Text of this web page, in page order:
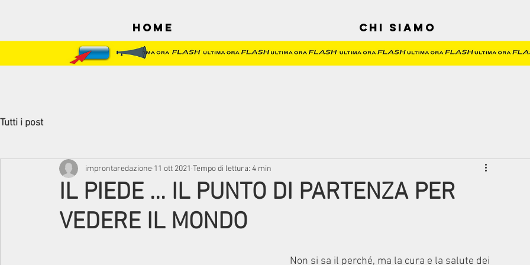
Home Chi siamo
Tutti i post
IL PIEDE ... IL PUNTO DI PARTENZA PER
VEDERE IL MONDO
improntaredazione 11 ott 2021 Tempo di lettura: 4 min
Non si sa il perché, ma la cura e la salute dei